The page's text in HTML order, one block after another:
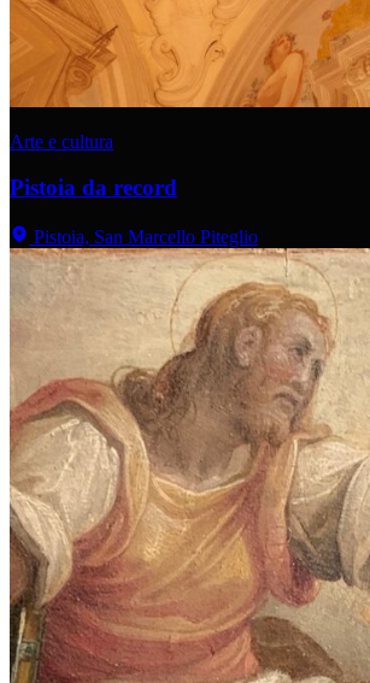
Arte e cultura
Pistoia da record
Pistoia, San Marcello Piteglio